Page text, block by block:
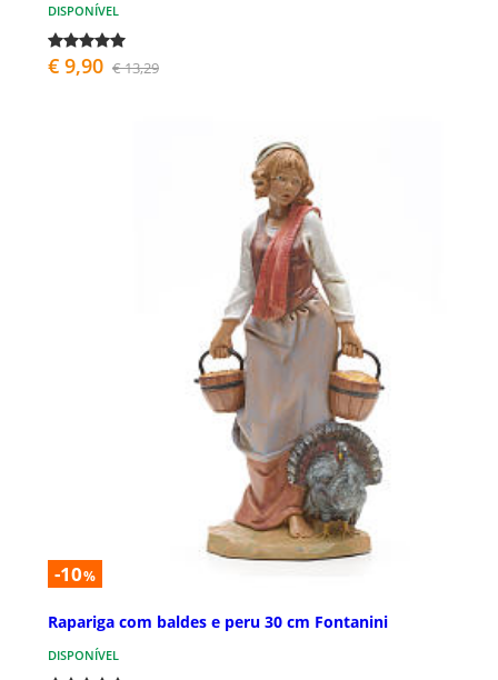
DISPONÍVEL
€ 9,90 € 13,29
-10%
Rapariga com baldes e peru 30 cm Fontanini
DISPONÍVEL